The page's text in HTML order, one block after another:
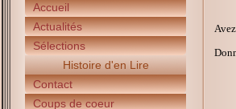
Accueil
Actualités
Sélections
Histoire d'en Lire
Contact
Coups de coeur